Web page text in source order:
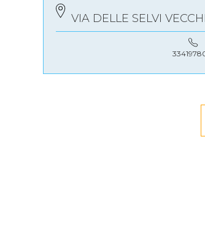
VIA DELLE SELVI
Mappa del sito Calendario